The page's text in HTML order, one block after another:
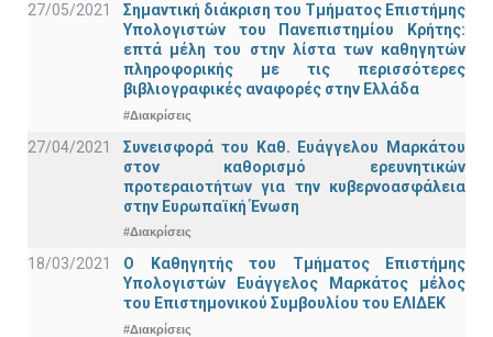
27/05/2021
Σημαντική διάκριση του Τμήματος Επιστήμης
Υπολογιστών του Πανεπιστημίου Κρήτης:
επτά μέλη του στην λίστα των καθηγητών
πληροφορικής με τις περισσότερες
βιβλιογραφικές αναφορές στην Ελλάδα
#Διακρίσεις
27/04/2021
Συνεισφορά του Καθ. Ευάγγελου Μαρκάτου
στον καθορισμό ερευνητικών
προτεραιοτήτων για την κυβερνοασφάλεια
στην Ευρωπαϊκή Ένωση
#Διακρίσεις
18/03/2021
Ο Καθηγητής του Τμήματος Επιστήμης
Υπολογιστών Ευάγγελος Μαρκάτος μέλος
του Επιστημονικού Συμβουλίου του ΕΛΙΔΕΚ
#Διακρίσεις